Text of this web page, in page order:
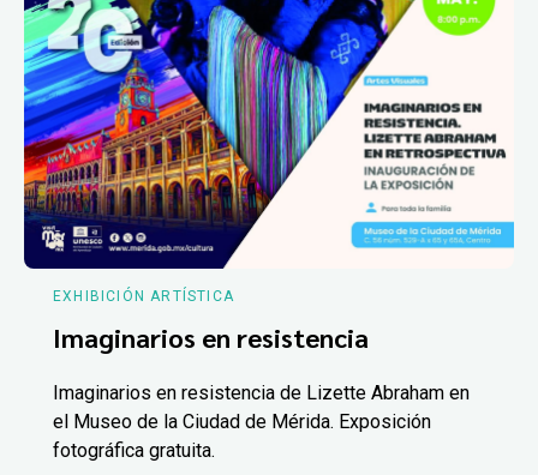
EXHIBICIÓN ARTÍSTICA
Imaginarios en resistencia
Imaginarios en resistencia de Lizette Abraham en
el Museo de la Ciudad de Mérida. Exposición
fotográfica gratuita.